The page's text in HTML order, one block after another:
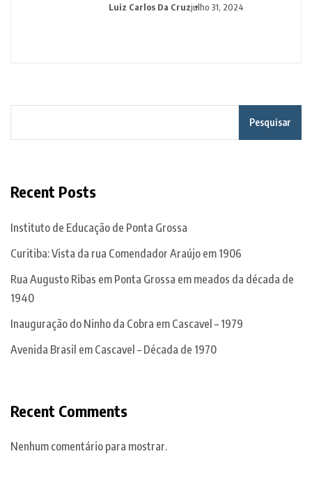
Luiz Carlos Da Cruzjulho 31, 2024
Pesquisar
Recent Posts
Instituto de Educação de Ponta Grossa
Curitiba: Vista da rua Comendador Araújo em 1906
Rua Augusto Ribas em Ponta Grossa em meados da década de
1940
Inauguração do Ninho da Cobra em Cascavel – 1979
Avenida Brasil em Cascavel – Década de 1970
Recent Comments
Nenhum comentário para mostrar.